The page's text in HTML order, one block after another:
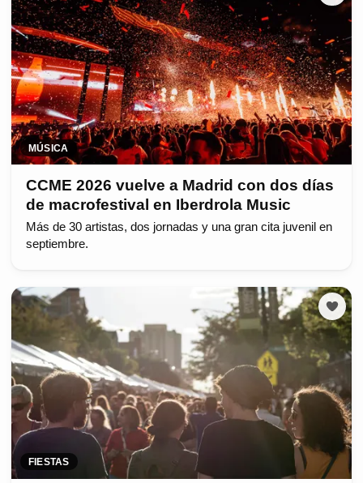
MÚSICA
CCME 2026 vuelve a Madrid con dos días
de macrofestival en Iberdrola Music
Más de 30 artistas, dos jornadas y una gran cita juvenil en
septiembre.
FIESTAS